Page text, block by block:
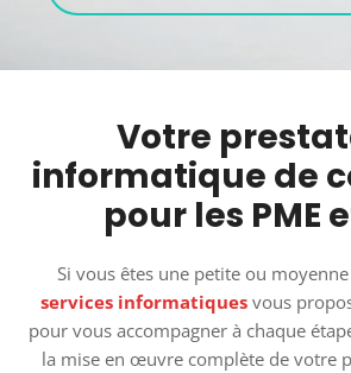
Votre
informatique de
pour les PME
Si vous êtes une petite ou
services informatiquesvous
pour vous accompagner à chaque
la mise en œuvre complète de votre